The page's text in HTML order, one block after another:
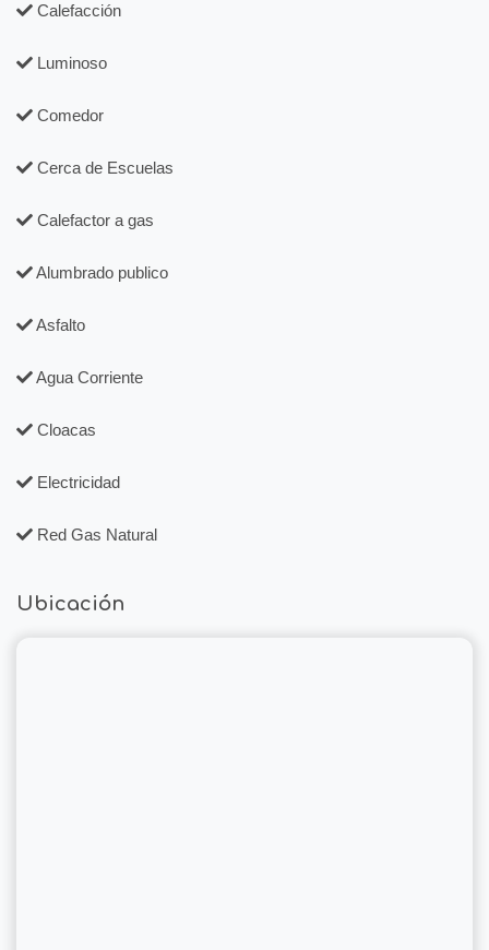
Calefacción
Luminoso
Comedor
Cerca de Escuelas
Calefactor a gas
Alumbrado publico
Asfalto
Agua Corriente
Cloacas
Electricidad
Red Gas Natural
Ubicación